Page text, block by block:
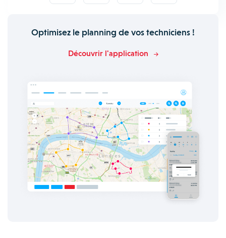
Optimisez le planning de vos techniciens !
Découvrir l'application